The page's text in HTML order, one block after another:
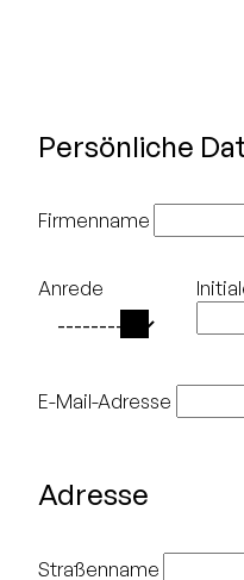
Persönliche
Firmenname
Anrede
E-Mail-Adresse
Adresse
Straßenname